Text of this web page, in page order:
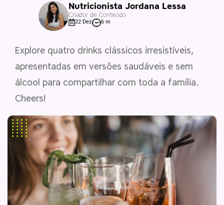
Nutricionista Jordana Lessa
Criador de Conteúdo
22 Dez 6 m
Explore quatro drinks clássicos irresistíveis,
apresentadas em versões saudáveis e sem
álcool para compartilhar com toda a família.
Cheers!